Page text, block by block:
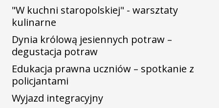
"W kuchni staropolskiej" - warsztaty
kulinarne
Dynia królową jesiennych potraw –
degustacja potraw
Edukacja prawna uczniów – spotkanie z
policjantami
Wyjazd integracyjny